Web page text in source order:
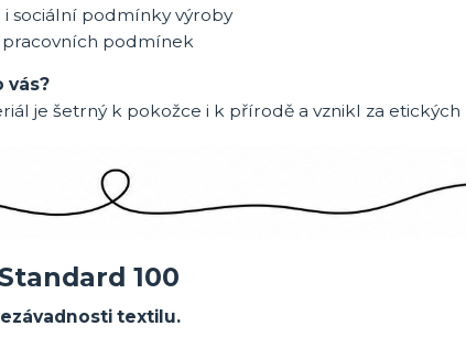
sociální podmínky výroby
podmínek
vás?
je šetrný k pokožce i k přírodě a vznikl za
100
textilu.